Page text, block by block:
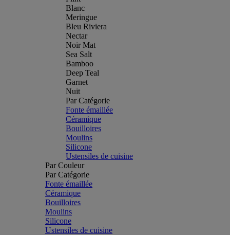
Blanc
Meringue
Bleu Riviera
Nectar
Noir Mat
Sea Salt
Bamboo
Deep Teal
Garnet
Nuit
Par Catégorie
Fonte émaillée
Céramique
Bouilloires
Moulins
Silicone
Ustensiles de cuisine
Par Couleur
Par Catégorie
Fonte émaillée
Céramique
Bouilloires
Moulins
Silicone
Ustensiles de cuisine